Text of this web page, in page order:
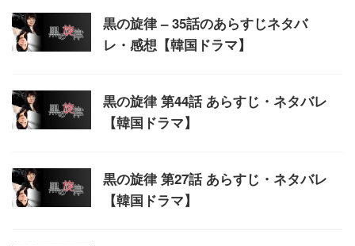
黒の旋律 – 35話のあらすじネタバ
レ・感想【韓国ドラマ】
黒の旋律 第44話 あらすじ・ネタバレ
【韓国ドラマ】
黒の旋律 第27話 あらすじ・ネタバレ
【韓国ドラマ】